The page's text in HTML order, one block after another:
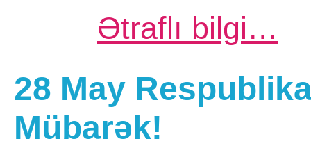
Ətraflı bilgi…
28 May
Mübarək!